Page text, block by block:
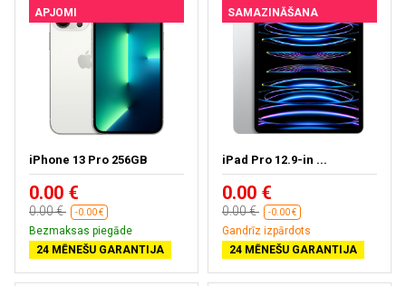
APJOMI
iPhone 13 Pro 256GB
0.00 €
0.00 € -0.00 €
Bezmaksas piegāde
24 MĒNEŠU GARANTIJA
SAMAZINĀŠANA
iPad Pro 12.9-in ...
0.00 €
0.00 € -0.00 €
Gandrīz izpārdots
24 MĒNEŠU GARANTIJA